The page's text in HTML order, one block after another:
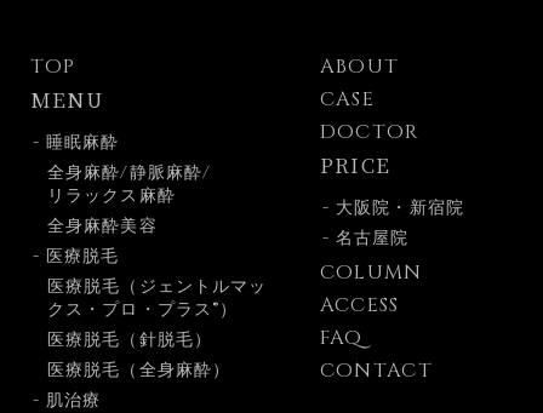
TOP
MENU
- 睡眠麻酔
全身麻酔/静脈麻酔/
リラックス麻酔
全身麻酔美容
- 医療脱毛
医療脱毛（ジェントルマッ
クス・プロ・プラス®）
医療脱毛（針脱毛）
医療脱毛（全身麻酔）
- 肌治療
ABOUT
CASE
DOCTOR
PRICE
- 大阪院・新宿院
- 名古屋院
COLUMN
ACCESS
FAQ
CONTACT